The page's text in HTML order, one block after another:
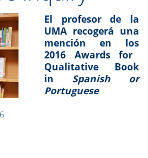
El profesor de la
UMA recogerá una
mención en los
2016 Awardsfor
Qualitative Book
in Spanish or
Portuguese